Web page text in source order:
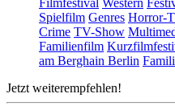
Spielfilm Genres Horror-
Crime TV-Show
Familienfilm
am Berghain Berlin
Jetzt weiterempfehlen!